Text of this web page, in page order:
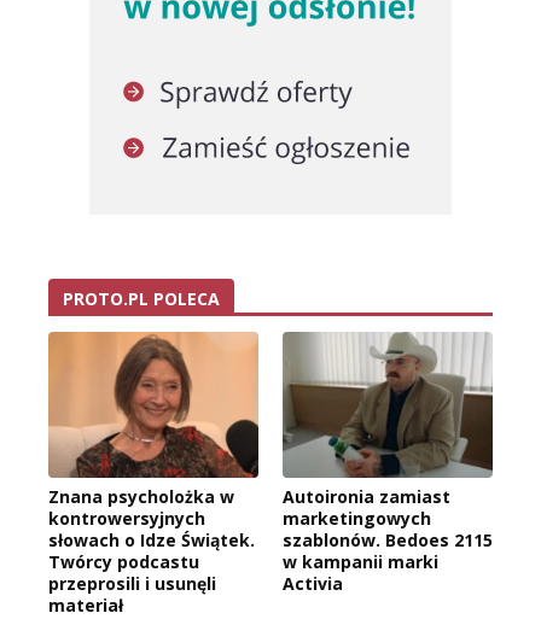
PROTO.PL POLECA
Znana psycholożka w
kontrowersyjnych
słowach o Idze Świątek.
Twórcy podcastu
przeprosili i usunęli
materiał
Autoironia zamiast
marketingowych
szablonów. Bedoes 2115
w kampanii marki
Activia